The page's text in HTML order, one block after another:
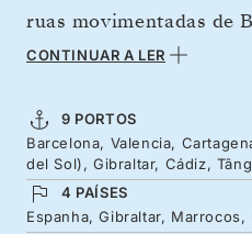
ruas movimentadas de
arquitetura peculiar;
mouriscas de
também tem um toque
as ruas antigas da
coloridas de Tânger e
CONTINUAR A LER
9 PORTOS
Barcelona, Valencia,
del Sol), Gibraltar, Cádiz,
4 PAÍSES
Espanha, Gibraltar, Marrocos,